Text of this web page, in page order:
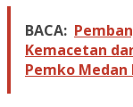
BACA:
Kemacetan
Pemko